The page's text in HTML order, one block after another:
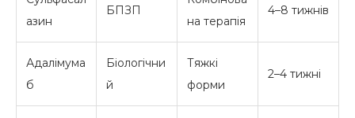
азин
БПЗП
на терапія
4–8 тижнів
Адалімума
б
Біологічни
й
Тяжкі
форми
2–4 тижні